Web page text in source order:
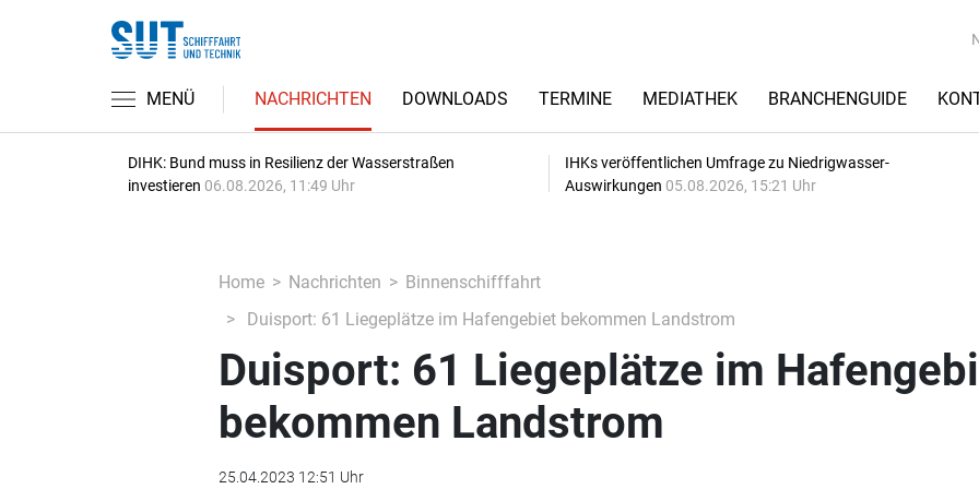
MENÜ NACHRICHTEN DOWNLOADS TERMINE MEDIATHEK BRANCHENGUIDE
DIHK: Bund muss in Resilienz der Wasserstraßen
investieren 06.08.2026, 11:49 Uhr
IHKs veröffentlichen Umfrage zu Niedrigwasser-
Auswirkungen 05.08.2026, 15:21 Uhr
Home Nachrichten
Binnenschifffahrt
Duisport: 61 Liegeplätze im Hafengebiet bekommen Landstrom
Duisport: 61 Liegeplätze im
bekommen Landstrom
25.04.2023 12:51 Uhr